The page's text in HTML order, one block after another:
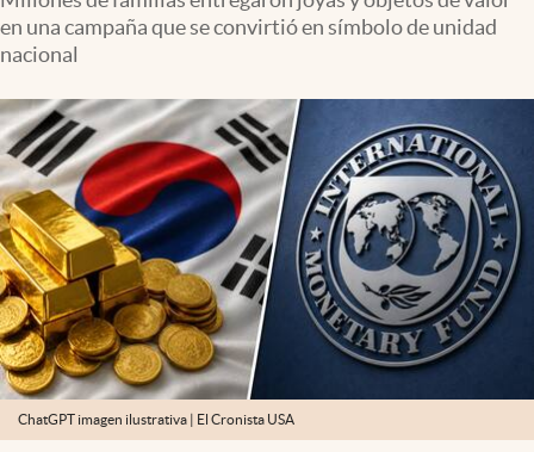
PC y mobile
Lifestyle
USA
en una campaña que se convirtió en símbolo de unidad
nacional
ChatGPT imagen ilustrativa | El Cronista USA